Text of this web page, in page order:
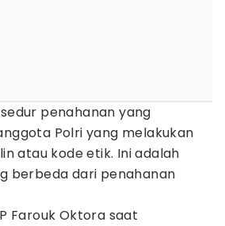
penahanan yang
Polri yang melakukan
atau kode etik. Ini adalah
berbeda dari penahanan
Farouk Oktora saat